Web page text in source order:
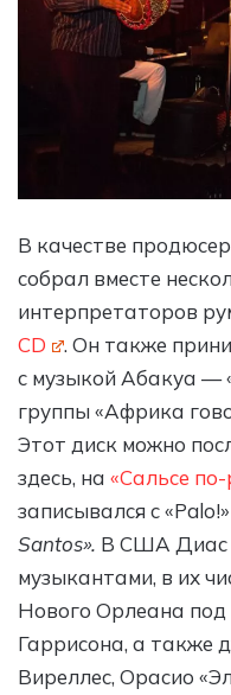
В качестве
собрал вместе
интерпретаторов
CD
. Он также
с музыкой Абакуа —
группы «Африка
Этот диск можно
здесь, на «Сальсе по-
записывался с
Santos». В США Диас
музыкантами, в их
Нового Орлеана
Гаррисона, а также
Виреллес, Орасио